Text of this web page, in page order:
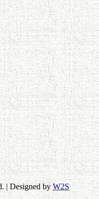
| Designed byW2S